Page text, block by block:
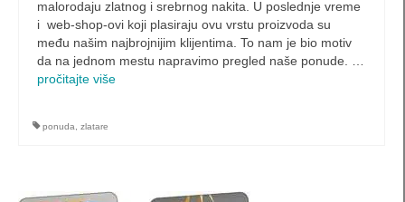
nalepnice, etikete, omoti
pravougaone nalepnice
okrugle / elipsoidne nalepnice
etikete za konfekciju
malorodaju zlatnog i srebrnog nakita. U poslednje vreme
i web-shop-ovi koji plasiraju ovu vrstu proizvoda su
među našim najbrojnijim klijentima. To nam je bio motiv
da na jednom mestu napravimo pregled naše ponude. …
pročitajte više
ponuda zlatare